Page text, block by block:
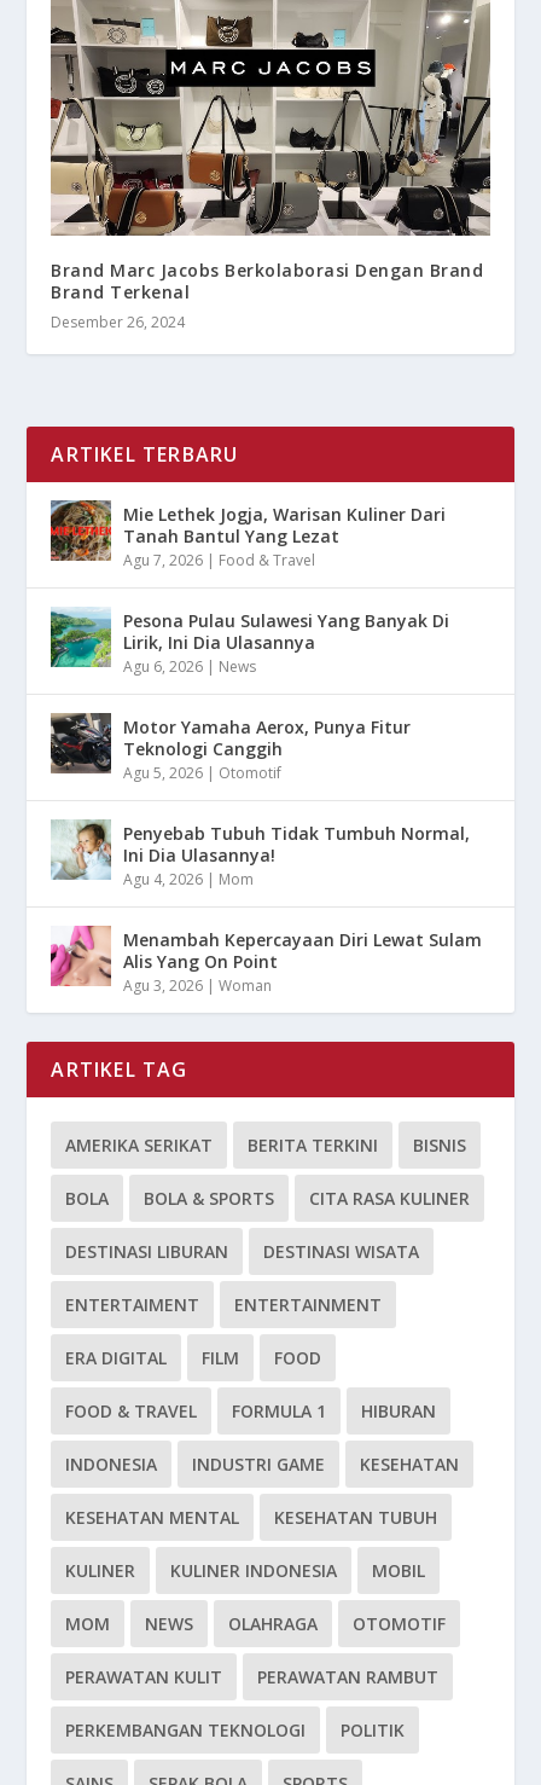
Brand Marc Jacobs Berkolaborasi Dengan Brand
Brand Terkenal
Desember 26, 2024
ARTIKEL TERBARU
Mie Lethek Jogja, Warisan Kuliner Dari
Tanah Bantul Yang Lezat
Agu 7, 2026 | Food & Travel
Pesona Pulau Sulawesi Yang Banyak Di
Lirik, Ini Dia Ulasannya
Agu 6, 2026 | News
Motor Yamaha Aerox, Punya Fitur
Teknologi Canggih
Agu 5, 2026 | Otomotif
Penyebab Tubuh Tidak Tumbuh Normal,
Ini Dia Ulasannya!
Agu 4, 2026 | Mom
Menambah Kepercayaan Diri Lewat Sulam
Alis Yang On Point
Agu 3, 2026 |Woman
ARTIKEL TAG
AMERIKA SERIKAT BERITA TERKINI BISNIS
BOLA BOLA & SPORTS CITA RASA KULINER
DESTINASI LIBURAN DESTINASI WISATA
ENTERTAIMENT ENTERTAINMENT
ERA DIGITAL FILM FOOD
FOOD & TRAVEL FORMULA 1 HIBURAN
INDONESIA INDUSTRI GAME KESEHATAN
KESEHATAN MENTAL KESEHATAN TUBUH
KULINER KULINER INDONESIA MOBIL
MOM NEWS OLAHRAGA OTOMOTIF
PERAWATAN KULIT PERAWATAN RAMBUT
PERKEMBANGAN TEKNOLOGI POLITIK